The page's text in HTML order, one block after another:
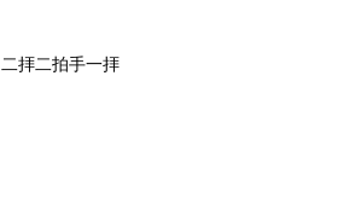
二拝二拍手一拝